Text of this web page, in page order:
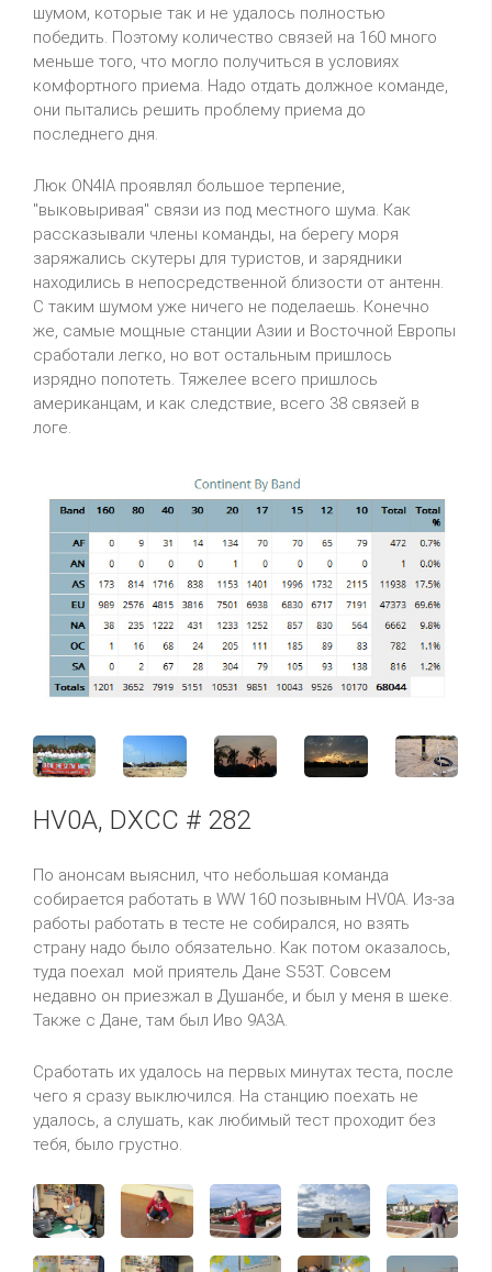
шумом, которые так и не удалось полностью
победить. Поэтому количество связей на 160 много
меньше того, что могло получиться в условиях
комфортного приема. Надо отдать должное команде,
они пытались решить проблему приема до
последнего дня.
Люк ON4IA проявлял большое терпение,
"выковыривая" связи из под местного шума. Как
рассказывали члены команды, на берегу моря
заряжались скутеры для туристов, и зарядники
находились в непосредственной близости от антенн.
С таким шумом уже ничего не поделаешь. Конечно
же, самые мощные станции Азии и Восточной Европы
сработали легко, но вот остальным пришлось
изрядно попотеть. Тяжелее всего пришлось
американцам, и как следствие, всего 38 связей в
логе.
HV0A, DXCC # 282
По анонсам выяснил, что небольшая команда
собирается работать в WW 160 позывным HV0A. Из-за
работы работать в тесте не собирался, но взять
страну надо было обязательно. Как потом оказалось,
туда поехал мой приятель Дане S53T. Совсем
недавно он приезжал в Душанбе, и был у меня в шеке.
Также с Дане, там был Иво 9A3A.
Сработать их удалось на первых минутах теста, после
чего я сразу выключился. На станцию поехать не
удалось, а слушать, как любимый тест проходит без
тебя, было грустно.